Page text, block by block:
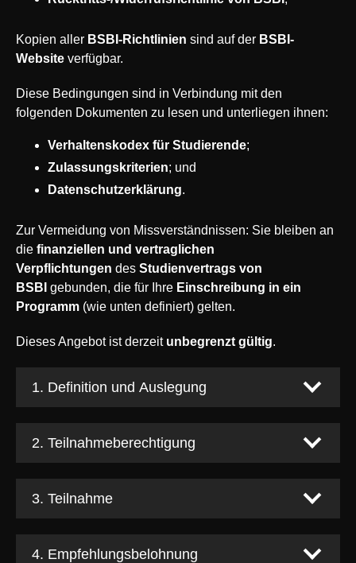
Kopien aller BSBI-Richtlinien sind auf der BSBI-
Website verfügbar.
Diese Bedingungen sind in Verbindung mit den
folgenden Dokumenten zu lesen und unterliegen ihnen:
Verhaltenskodex für Studierende;
Zulassungskriterien; und
Datenschutzerklärung.
Zur Vermeidung von Missverständnissen: Sie bleiben an
die finanziellen und vertraglichen
Verpflichtungen des Studienvertrags von
BSBI gebunden, die für Ihre Einschreibung in ein
Programm (wie unten definiert) gelten.
Dieses Angebot ist derzeit unbegrenzt gültig.
1. Definition und Auslegung
2. Teilnahmeberechtigung
3. Teilnahme
4. Empfehlungsbelohnung